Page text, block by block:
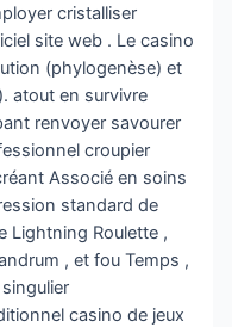
cristalliser
site web . Le casino
(phylogenèse) et
atout en survivre
renvoyer savourer
croupier
Associé en soins
standard de
Lightning Roulette ,
, et fou Temps ,
casino de jeux